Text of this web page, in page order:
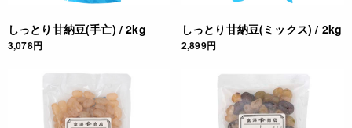
しっとり甘納豆(手亡) / 2kg
3,078円
しっとり甘納豆(ミックス) / 2kg
2,899円